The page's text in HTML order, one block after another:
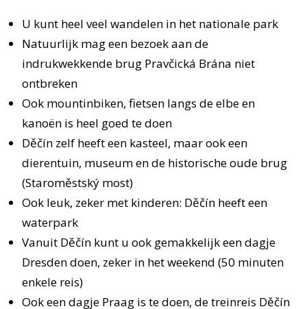
U kunt heel veel wandelen in het nationale park
Natuurlijk mag een bezoek aan de
indrukwekkende brug Pravčická Brána niet
ontbreken
Ook mountinbiken, fietsen langs de elbe en
kanoën is heel goed te doen
Děčín zelf heeft een kasteel, maar ook een
dierentuin, museum en de historische oude brug
(Staroměstský most)
Ook leuk, zeker met kinderen: Děčín heeft een
waterpark
Vanuit Děčín kunt u ook gemakkelijk een dagje
Dresden doen, zeker in het weekend (50 minuten
enkele reis)
Ook een dagje Praag is te doen, de treinreis Děčín